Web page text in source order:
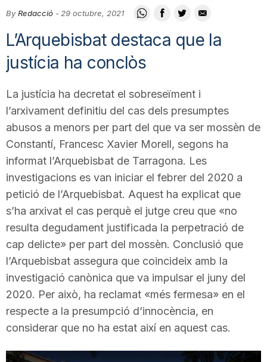
i
t
a
t
e
T
a
r
By Redacció - 29 octubre, 2021
L’Arquebisbat destaca que la
justícia ha conclòs
La justícia ha decretat el sobreseïment i
l’arxivament definitiu del cas dels presumptes
abusos a menors per part del que va ser mossèn de
Constantí, Francesc Xavier Morell, segons ha
informat l’Arquebisbat de Tarragona. Les
investigacions es van iniciar el febrer del 2020 a
petició de l’Arquebisbat. Aquest ha explicat que
s’ha arxivat el cas perquè el jutge creu que «no
resulta degudament justificada la perpetració de
cap delicte» per part del mossèn. Conclusió que
l’Arquebisbat assegura que coincideix amb la
investigació canònica que va impulsar el juny del
2020. Per això, ha reclamat «més fermesa» en el
respecte a la presumpció d’innocència, en
considerar que no ha estat així en aquest cas.